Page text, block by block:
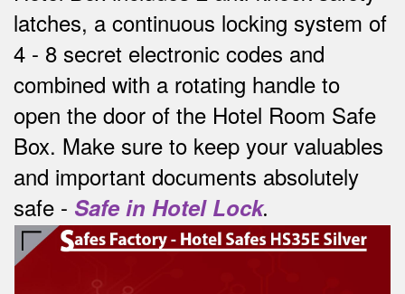
latches, a continuous locking system of
4 - 8 secret electronic codes and
combined with a rotating handle to
open the door of the Hotel Room Safe
Box. Make sure to keep your valuables
and important documents absolutely
safe - Safe in Hotel Lock.